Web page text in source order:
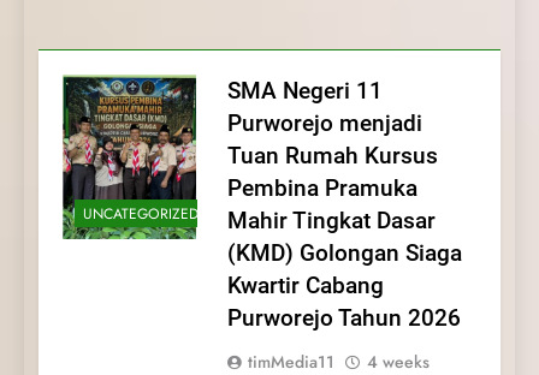
dan Pengabdian Generasi
Pramuka
Pramuka
Kepedulian
UNCATEGORIZED
SMA Negeri 11
Purworejo menjadi
Tuan Rumah Kursus
Pembina Pramuka
Mahir Tingkat Dasar
(KMD) Golongan Siaga
Kwartir Cabang
Purworejo Tahun 2026
timMedia11
4 weeks